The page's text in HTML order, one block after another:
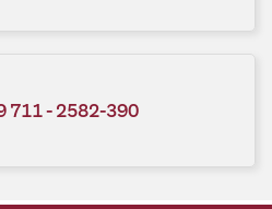
711 - 2582-390